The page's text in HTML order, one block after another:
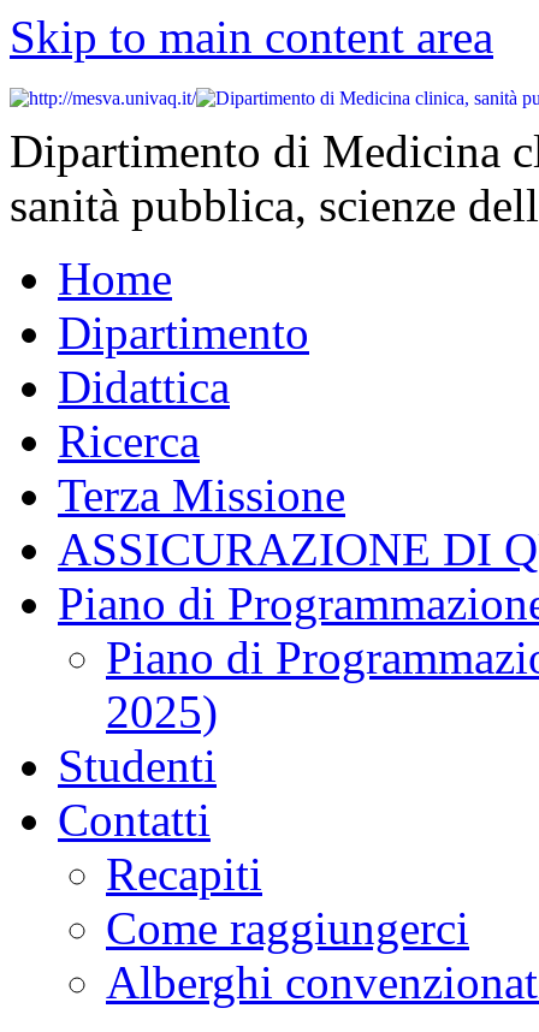
Skip to main content area
Dipartimento di Medicina
sanità pubblica, scienze
Home
Dipartimento
Didattica
Ricerca
Terza Missione
ASSICURAZIONE DI
Piano di
Piano di
2025)
Studenti
Contatti
Recapiti
Come raggiungerci
Alberghi